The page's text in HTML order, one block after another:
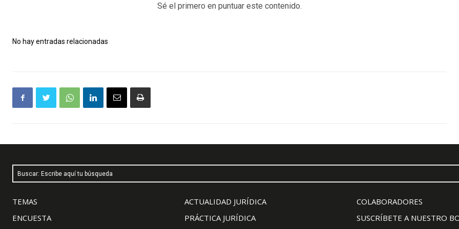
Sé el primero en puntuar este contenido.
No hay entradas relacionadas
Buscar: Escribe aquí tu búsqueda
TEMAS
ENCUESTA
ACTUALIDAD JURÍDICA
PRÁCTICA JURÍDICA
COLABORADORES
SUSCRÍBETE A NUESTRO